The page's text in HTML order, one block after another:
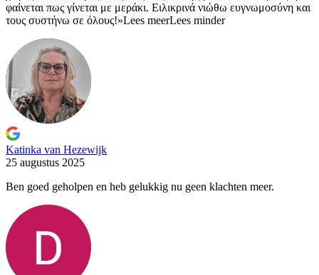
φαίνεται πως γίνεται με μεράκι. Ειλικρινά νιώθω ευγνωμοσύνη και
τους συστήνω σε όλους!»Lees meerLees minder
Katinka van Hezewijk
25 augustus 2025
Ben goed geholpen en heb gelukkig nu geen klachten meer.